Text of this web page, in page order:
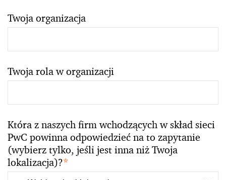
Twoja organizacja
Twoja rola w organizacji
Która z naszych firm wchodzących w skład sieci
PwC powinna odpowiedzieć na to zapytanie
(wybierz tylko, jeśli jest inna niż Twoja
lokalizacja)?*